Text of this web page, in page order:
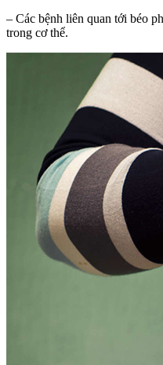
– Các bệnh liên quan tới béo
trong cơ thể.